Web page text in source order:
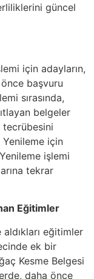
güncel
için adayların,
başvuru
sırasında,
belgeler
için
işlemi
tekrar
Eğitimler
eğitimler
ek bir
Kesme Belgesi
daha önce